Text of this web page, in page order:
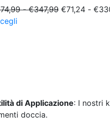
74,99 - €347,99Fascia
€71,24 - €
possono
essere
di Applicazione: I nostri
doccia.